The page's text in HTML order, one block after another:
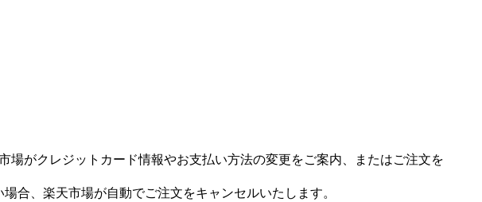
がクレジットカード情報やお支払い方法の変更をご案内、またはご注文を
合、楽天市場が自動でご注文をキャンセルいたします。